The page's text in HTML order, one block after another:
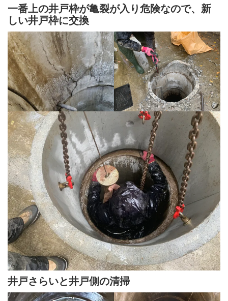
一番上の井戸枠が亀裂が入り危険なので、新
しい井戸枠に交換
井戸さらいと井戸側の清掃